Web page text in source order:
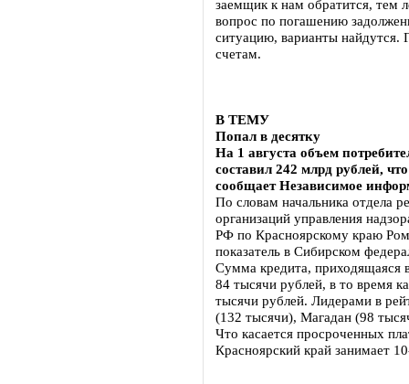
заемщик к нам обратится, тем
вопрос по погашению
ситуацию, варианты найдутся.
счетам.
В ТЕМУ
Попал в десятку
На 1 августа объем
составил 242 млрд рублей,
сообщает Независимое
По словам начальника отдела
организаций управления
РФ по Красноярскому краю
показатель в Сибирском
Сумма кредита, приходящаяся
84 тысячи рублей, в то время
тысячи рублей. Лидерами в
(132 тысячи), Магадан (98
Что касается просроченных
Красноярский край занимает